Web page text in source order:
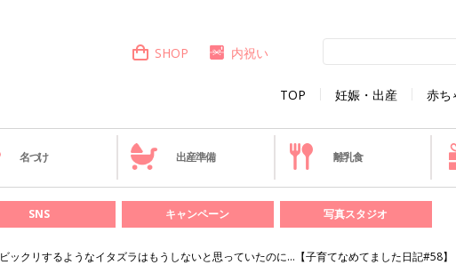
TOP 妊娠・出産 赤ち
SHOP 内祝い
名づけ 出産準備 離乳食
SNS キャンペーン 写真スタジオ
ビックリするようなイタズラはもうしないと思っていたのに…【子育てなめてました日記#58】